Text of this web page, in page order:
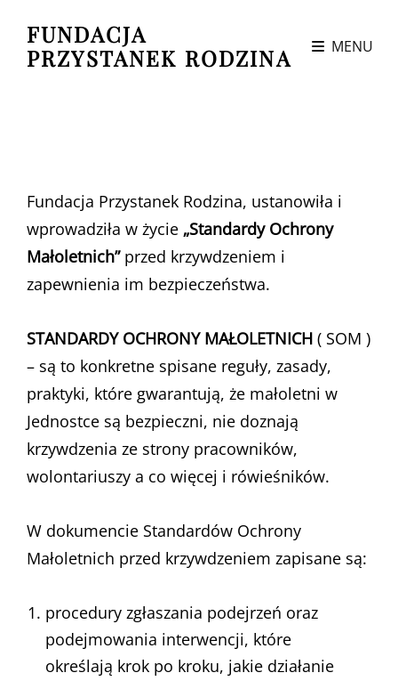
FUNDACJA
PRZYSTANEK RODZINA
MENU
Fundacja Przystanek Rodzina, ustanowiła i
wprowadziła w życie „Standardy Ochrony
Małoletnich”przed krzywdzeniem i
zapewnienia im bezpieczeństwa.
STANDARDY OCHRONY MAŁOLETNICH ( SOM )
– są to konkretne spisane reguły, zasady,
praktyki, które gwarantują, że małoletni w
Jednostce są bezpieczni, nie doznają
krzywdzenia ze strony pracowników,
wolontariuszy a co więcej i rówieśników.
W dokumencie Standardów Ochrony
Małoletnich przed krzywdzeniem zapisane są:
procedury zgłaszania podejrzeń oraz
podejmowania interwencji, które
określają krok po kroku, jakie działanie